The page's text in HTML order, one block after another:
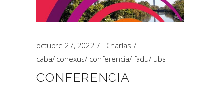
octubre 27, 2022
Charlas
caba/ conexus/ conferencia/ fadu/ uba
CONFERENCIA